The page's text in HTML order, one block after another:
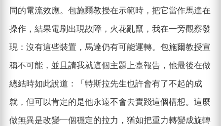
同的電流效應。包施爾教授在示範時，把它當作馬達在
操作，結果電刷出現故障，火花亂竄，我在一旁觀察發
現：沒有這些裝置，馬達仍有可能運轉。包施爾教授宣
稱不可能，並且請我就這個主題上臺報告，他最後在做
總結時如此說道：「特斯拉先生也許會有了不起的成
就，但可以肯定的是他永遠不會去實踐這個構想。這麼
做無異是改變一個穩定的拉力，猶如把重力轉變成旋轉